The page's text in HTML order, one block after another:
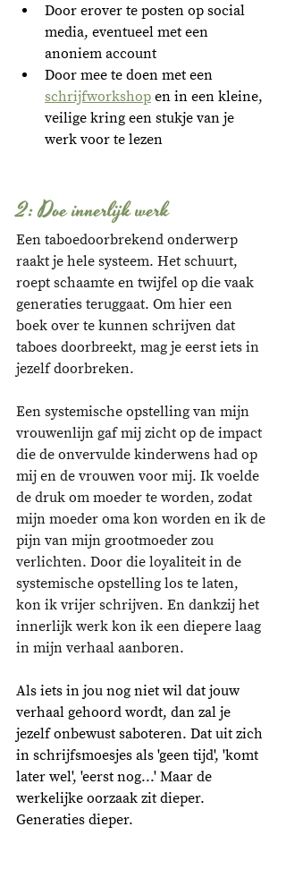
Door erover te posten op social
media, eventueel met een
anoniem account
Door mee te doen met een
schrijfworkshop en in een kleine,
veilige kring een stukje van je
werk voor te lezen
2: Doe innerlijk werk
Een taboedoorbrekend onderwerp
raakt je hele systeem. Het schuurt,
roept schaamte en twijfel op die vaak
generaties teruggaat. Om hier een
boek over te kunnen schrijven dat
taboes doorbreekt, mag je eerst iets in
jezelf doorbreken.
Een systemische opstelling van mijn
vrouwenlijn gaf mij zicht op de impact
die de onvervulde kinderwens had op
mij en de vrouwen voor mij. Ik voelde
de druk om moeder te worden, zodat
mijn moeder oma kon worden en ik de
pijn van mijn grootmoeder zou
verlichten. Door die loyaliteit in de
systemische opstelling los te laten,
kon ik vrijer schrijven. En dankzij het
innerlijk werk kon ik een diepere laag
in mijn verhaal aanboren.
Als iets in jou nog niet wil dat jouw
verhaal gehoord wordt, dan zal je
jezelf onbewust saboteren. Dat uit zich
in schrijfsmoesjes als 'geen tijd', 'komt
later wel', 'eerst nog...' Maar de
werkelijke oorzaak zit dieper.
Generaties dieper.